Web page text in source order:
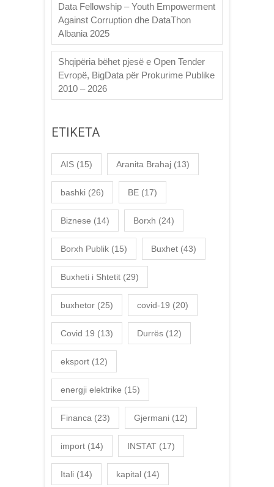
Data Fellowship – Youth Empowerment
Against Corruption dhe DataThon
Albania 2025
Shqipëria bëhet pjesë e Open Tender
Evropë, BigData për Prokurime Publike
2010 – 2026
ETIKETA
AIS (15) Aranita Brahaj (13)
bashki (26) BE (17)
Biznese (14) Borxh (24)
Borxh Publik (15) Buxhet (43)
Buxheti i Shtetit (29)
buxhetor (25) covid-19 (20)
Covid 19 (13) Durrës (12)
eksport (12)
energji elektrike (15)
Financa (23) Gjermani (12)
import (14) INSTAT (17)
Itali (14) kapital (14)